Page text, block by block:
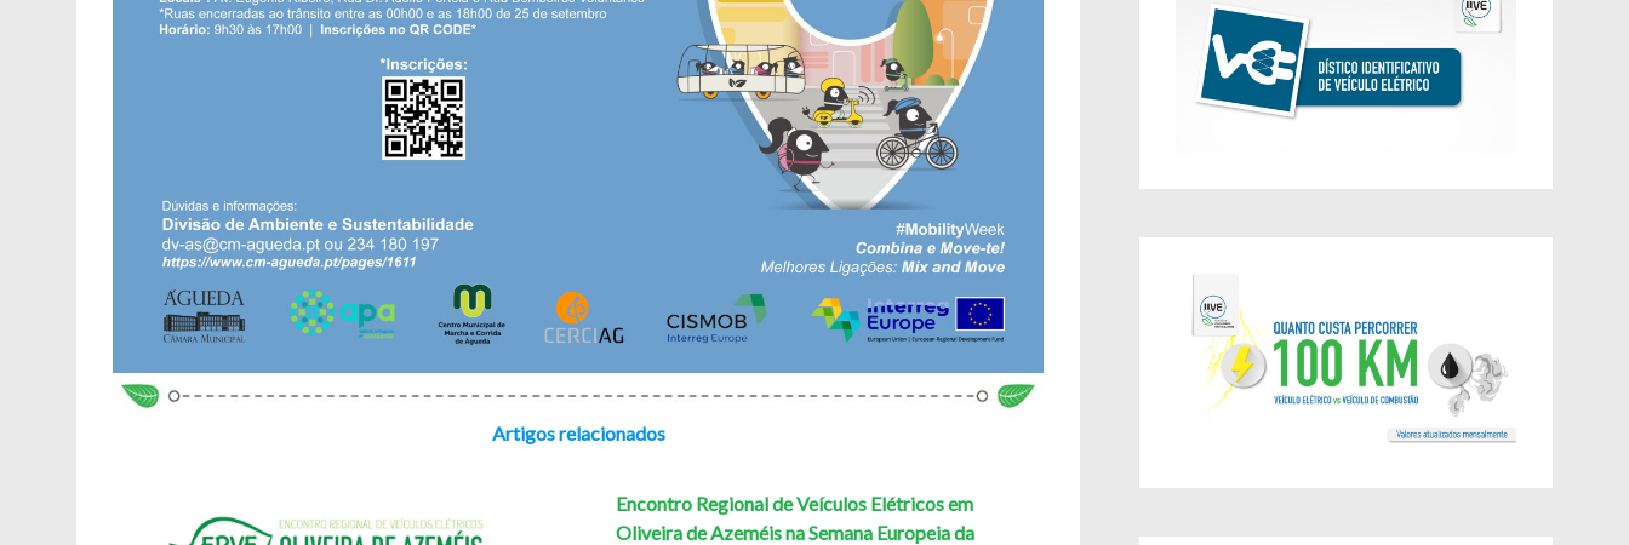
Artigos relacionados
Encontro Regional de Veículos Elétricos em
Oliveira de Azeméis na Semana Europeia da